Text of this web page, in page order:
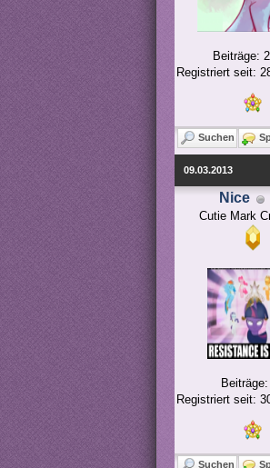
Beiträge:
Registriert seit:
Suchen
09.03.2013
Nice
Cutie Mark
Registriert seit:
Suchen